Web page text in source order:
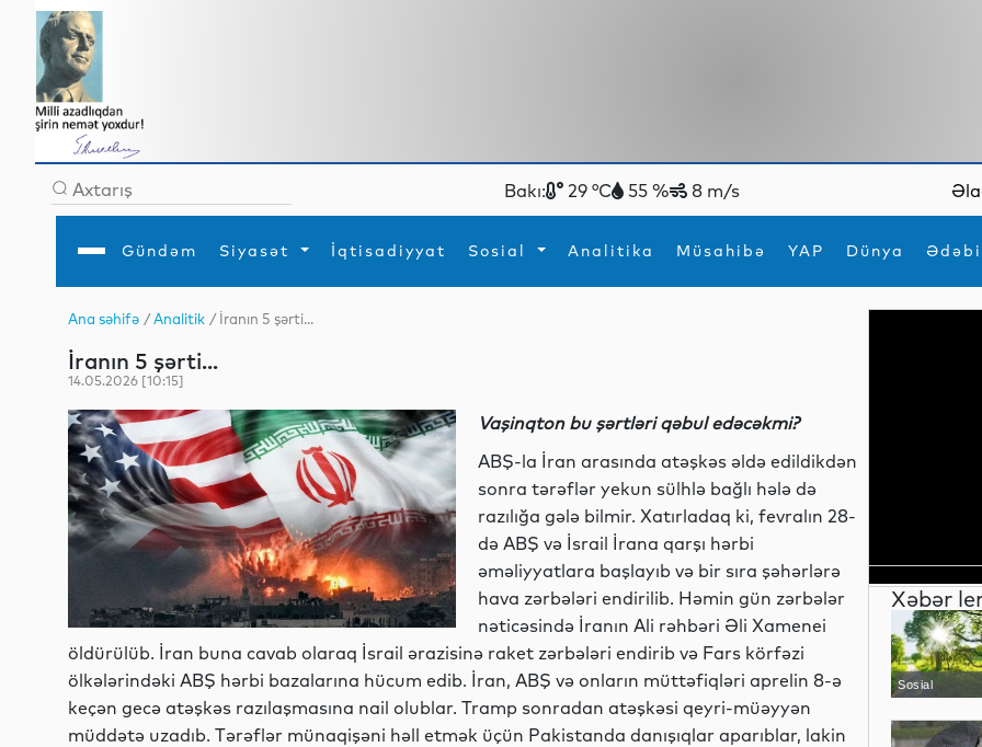
Bakı: 29 °C 55 % 8 m/s
Gündəm Siyasət İqtisadiyyat Sosial Analitika Müsahibə YAP Dünya
Gündəm
İqtisadiyyat
Analitika
Mədəniyyət
Müsahibə
MEDİA
Hadisə
Diaspor
Ana səhifə /Analitik / İranın 5 şərti...
İranın 5 şərti...
14.05.2026 [10:15]
Vaşinqton bu şərtləri qəbul edəcəkmi?
ABŞ-la İran arasında atəşkəs əldə edildikdən
sonra tərəflər yekun sülhlə bağlı hələ də
razılığa gələ bilmir. Xatırladaq ki, fevralın 28-
də ABŞ və İsrail İrana qarşı hərbi
əməliyyatlara başlayıb və bir sıra şəhərlərə
hava zərbələri endirilib. Həmin gün zərbələr
nəticəsində İranın Ali rəhbəri Əli Xamenei
öldürülüb. İran buna cavab olaraq İsrail ərazisinə raket zərbələri endirib və Fars körfəzi
ölkələrindəki ABŞ hərbi bazalarına hücum edib. İran, ABŞ və onların müttəfiqləri aprelin 8-ə
keçən gecə atəşkəs razılaşmasına nail olublar. Tramp sonradan atəşkəsi qeyri-müəyyən
müddətə uzadıb. Tərəflər münaqişəni həll etmək üçün Pakistanda danışıqlar aparıblar, lakin
Xəbər
Sosial